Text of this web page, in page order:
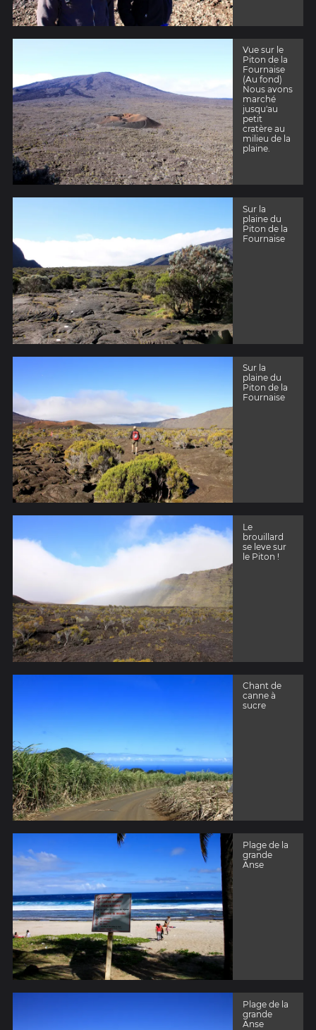
Vue sur le
Piton de la
Fournaise
(Au fond)
Nous avons
marché
jusqu'au
petit
cratère au
milieu de la
plaine.
Sur la
plaine du
Piton de la
Fournaise
Sur la
plaine du
Piton de la
Fournaise
Le
brouillard
se leve sur
le Piton !
Chant de
canne à
sucre
Plage de la
grande
Anse
Plage de la
grande
Anse